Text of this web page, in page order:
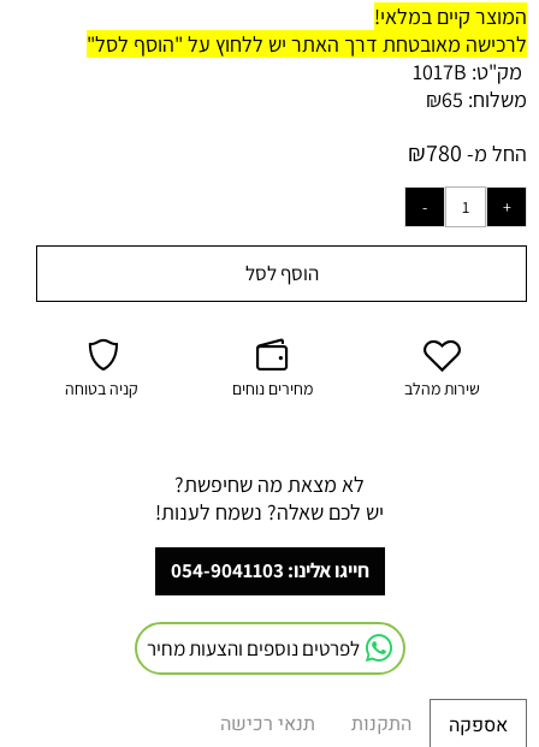
המוצר קיים במלאי!
לרכישה מאובטחת דרך האתר יש ללחוץ על "הוסף לסל"
מק"ט: 1017B
משלוח:
₪65
החל מ-
₪780
הוסף לסל
שירות מהלב מחירים נוחים קניה בטוחה
לא מצאת מה שחיפשת?
יש לכם שאלה? נשמח לענות!
חייגו אלינו: 054-9041103
לפרטים נוספים והצעות מחיר
אספקה התקנות תנאי רכישה